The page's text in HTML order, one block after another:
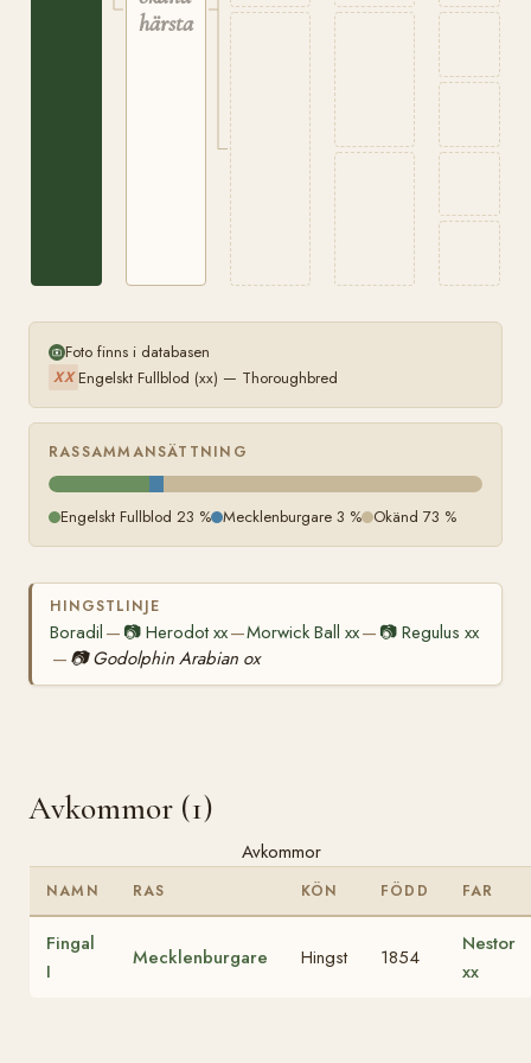
härstamning
Foto finns i databasen
XX Engelskt Fullblod (xx) — Thoroughbred
RASSAMMANSÄTTNING
Engelskt Fullblod 23 % Mecklenburgare 3 % Okänd 73 %
HINGSTLINJE
Boradil — 📷Herodot xx—Morwick Ball xx— 📷Regulus xx
— 📷 Godolphin Arabian ox
Avkommor (1)
Avkommor
NAMN RAS KÖN FÖDD FAR
Fingal
I
Mecklenburgare Hingst 1854
Nestor
xx